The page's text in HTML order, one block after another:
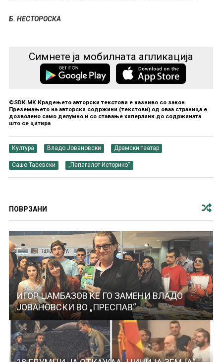
Б. НЕСТОРОСКА
Симнете ја мобилната апликација
©SDK.MK Крадењето авторски текстови е казниво со закон.
Преземањето на авторски содржини (текстови) од оваа страница е
дозволено само делумно и со ставање хиперлинк до содржината
што се цитира
Култура Владо Јовановски Драмски театар
Сашо Тасевски „Папагалот Историко“
ПОВРЗАНИ
ИГОР ЏАМБАЗОВ ЌЕ ГО ЗАМЕНИ ВЛАДО
ЈОВАНОВСКИ ВО „ПРЕСПАВ“